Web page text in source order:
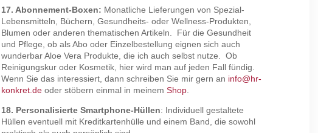
17. Abonnement-Boxen: Monatliche Lieferungen von Spezial-
Lebensmitteln, Büchern, Gesundheits- oder Wellness-Produkten,
Blumen oder anderen thematischen Artikeln. Für die Gesundheit
und Pflege, ob als Abo oder Einzelbestellung eignen sich auch
wunderbar Aloe Vera Produkte, die ich auch selbst nutze. Ob
Reinigungskur oder Kosmetik, hier wird man auf jeden Fall fündig.
Wenn Sie das interessiert, dann schreiben Sie mir gern an info@hr-
konkret.deoder stöbern einmal in meinem Shop.
18. Personalisierte Smartphone-Hüllen: Individuell gestaltete
Hüllen eventuell mit Kreditkartenhülle und einem Band, die sowohl